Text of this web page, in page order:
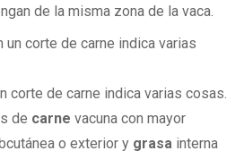
de la misma zona de la vaca.
corte de carne indica varias cosas.
de carne vacuna con mayor
o exterior y grasa interna